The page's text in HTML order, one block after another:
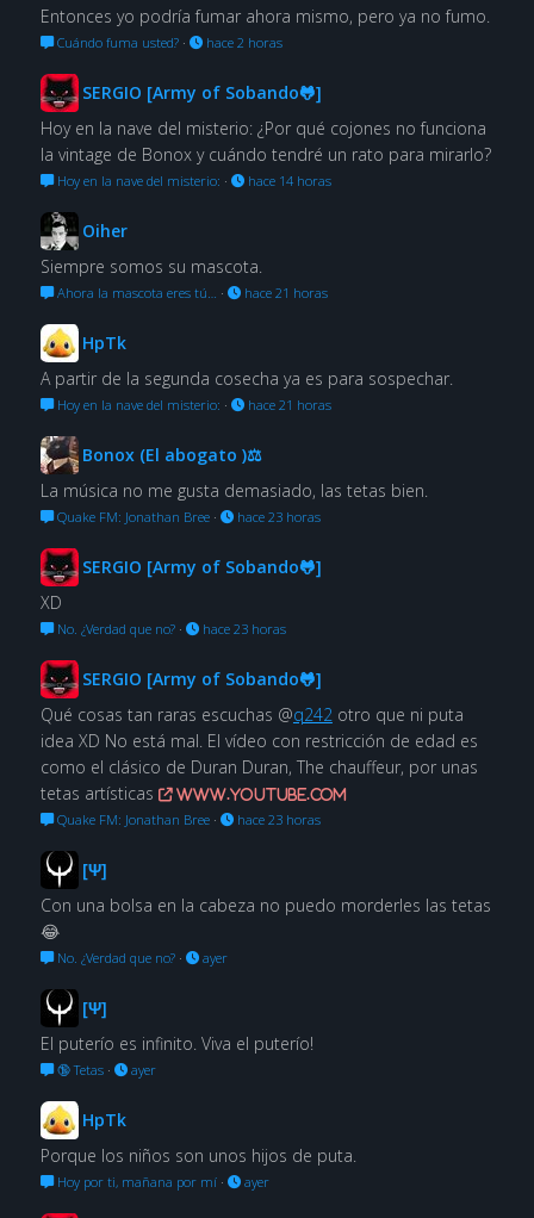
Entonces yo podría fumar ahora mismo, pero ya no fumo.
Cuándo fuma usted?· hace 2 horas
SERGIO [Army of Sobando🐸]
Hoy en la nave del misterio: ¿Por qué cojones no funciona
la vintage de Bonox y cuándo tendré un rato para mirarlo?
Hoy en la nave del misterio: · hace 14 horas
Oiher
Siempre somos su mascota.
Ahora la mascota eres tú… · hace 21 horas
HpTk
A partir de la segunda cosecha ya es para sospechar.
Hoy en la nave del misterio: · hace 21 horas
Bonox (El abogato )⚖
La música no me gusta demasiado, las tetas bien.
Quake FM: Jonathan Bree· hace 23 horas
SERGIO [Army of Sobando🐸]
XD
No. ¿Verdad que no?· hace 23 horas
SERGIO [Army of Sobando🐸]
Qué cosas tan raras escuchas @q242otro que ni puta
idea XD No está mal. El vídeo con restricción de edad es
como el clásico de Duran Duran, The chauffeur, por unas
tetas artísticas
www.youtube.com
Quake FM: Jonathan Bree· hace 23 horas
[Ψ]
Con una bolsa en la cabeza no puedo morderles las tetas
😂
No. ¿Verdad que no?· ayer
[Ψ]
El puterío es infinito. Viva el puterío!
🔞 Tetas· ayer
HpTk
Porque los niños son unos hijos de puta.
Hoy por ti, mañana por mí· ayer